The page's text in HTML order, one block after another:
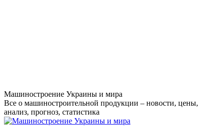
Перейти
к
содержанию
Машиностроение Украины и мира
Все о машиностроительной продукции – новости, цены,
анализ, прогноз, статистика